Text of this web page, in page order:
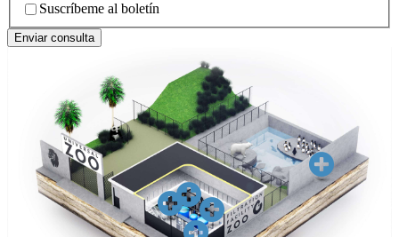
Suscríbeme al boletín